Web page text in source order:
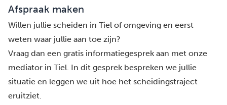
Afspraak maken
Willen jullie scheiden in Tiel of omgeving en eerst
weten waar jullie aan toe zijn?
Vraag dan een gratis informatiegesprek aan met onze
mediator in Tiel. In dit gesprek bespreken we jullie
situatie en leggen we uit hoe het scheidingstraject
eruitziet.